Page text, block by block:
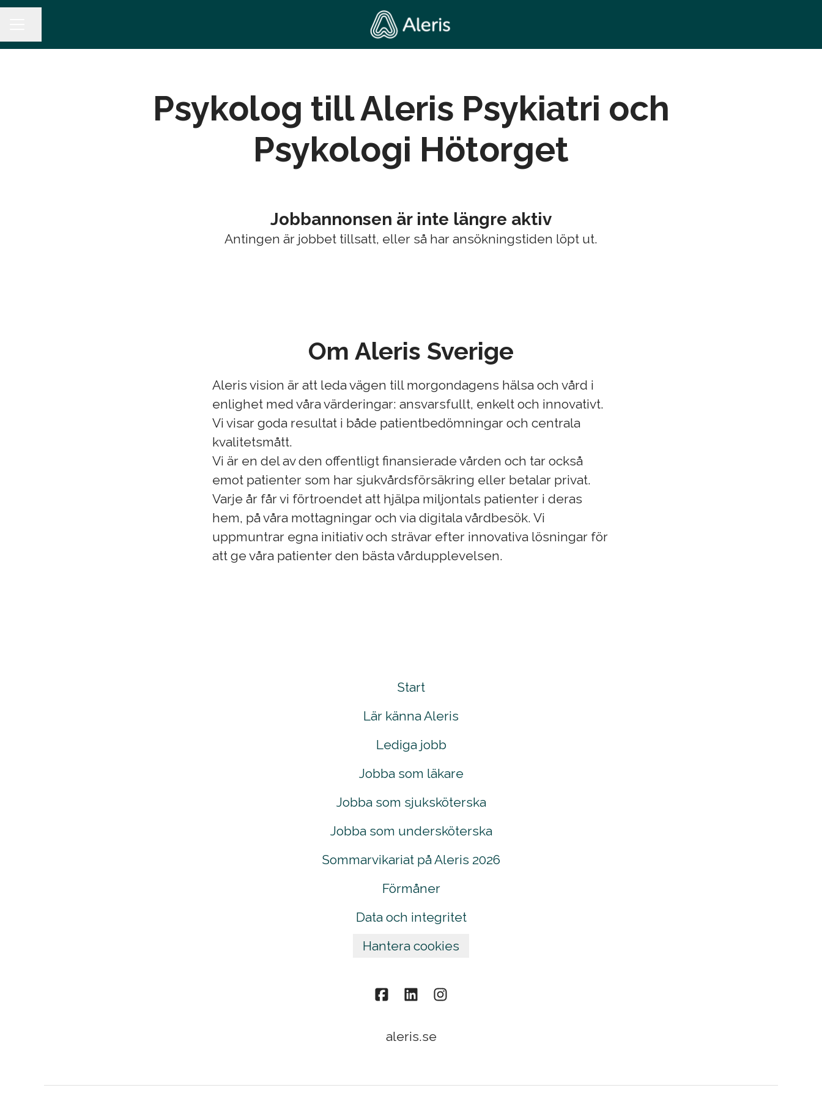
Psykolog till Aleris Psykiatri och
Psykologi Hötorget
Jobbannonsen är inte längre aktiv
Antingen är jobbet tillsatt, eller så har ansökningstiden löpt ut.
Om Aleris Sverige
Aleris vision är att leda vägen till morgondagens hälsa och vård i
enlighet med våra värderingar: ansvarsfullt, enkelt och innovativt.
Vi visar goda resultat i både patientbedömningar och centrala
kvalitetsmått.
Vi är en del av den offentligt finansierade vården och tar också
emot patienter som har sjukvårdsförsäkring eller betalar privat.
Varje år får vi förtroendet att hjälpa miljontals patienter i deras
hem, på våra mottagningar och via digitala vårdbesök. Vi
uppmuntrar egna initiativ och strävar efter innovativa lösningar för
att ge våra patienter den bästa vårdupplevelsen.
Start
Lär känna Aleris
Lediga jobb
Jobba som läkare
Jobba som sjuksköterska
Jobba som undersköterska
Sommarvikariat på Aleris 2026
Förmåner
Data och integritet
Hantera cookies
aleris.se